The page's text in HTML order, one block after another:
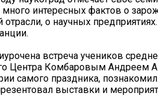
много интересных фактов о
отрасли, о научных
встреча учеников
Центра Комбаровым Андреем
самого праздника,
выставки и